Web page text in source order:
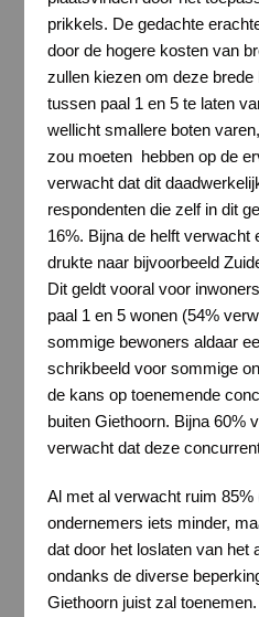
prikkels. De gedachte
door de hogere kosten van
zullen kiezen om deze brede
tussen paal 1 en 5 te laten
wellicht smallere boten
zou moeten hebben op de
verwacht dat dit
respondenten die zelf in dit
16%. Bijna de helft verwacht
drukte naar bijvoorbeeld
Dit geldt vooral voor
paal 1 en 5 wonen (54%
sommige bewoners aldaar
schrikbeeld voor sommige
de kans op toenemende
buiten Giethoorn. Bijna 60%
verwacht dat deze
Al met al verwacht ruim
ondernemers iets minder,
dat door het loslaten van het
ondanks de diverse
Giethoorn juist zal